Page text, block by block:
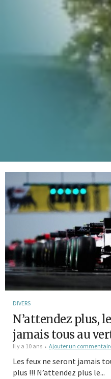
DIVERS
N’attendez plus,
jamais tous au
Il y a 10 ans Ajouter un
Les feux ne seront jamais
plus !!! N’attendez plus le...